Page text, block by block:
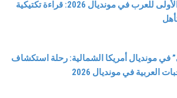
حصاد الجولة الأولى للعرب في مونديال 2026: قراءة تكتيكية
في مونديال أمريكا الشمالية: رحلة استكشاف
العربية في مونديال 2026